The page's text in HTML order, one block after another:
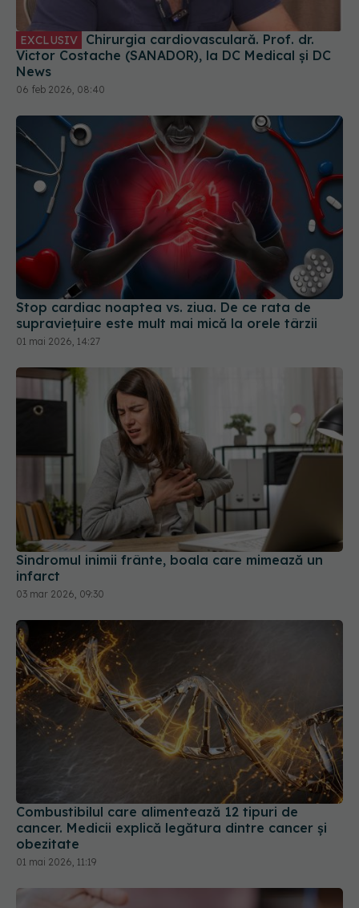
EXCLUSIV
Victor Costache (SANADOR), la DC Medical și DC
News
06 feb 2026, 08:40
Stop cardiac noaptea vs. ziua. De ce rata de
supraviețuire este mult mai mică la orele târzii
01 mai 2026, 14:27
Sindromul inimii frânte, boala care mimează un
infarct
03 mar 2026, 09:30
Combustibilul care alimentează 12 tipuri de
cancer. Medicii explică legătura dintre cancer și
obezitate
01 mai 2026, 11:19